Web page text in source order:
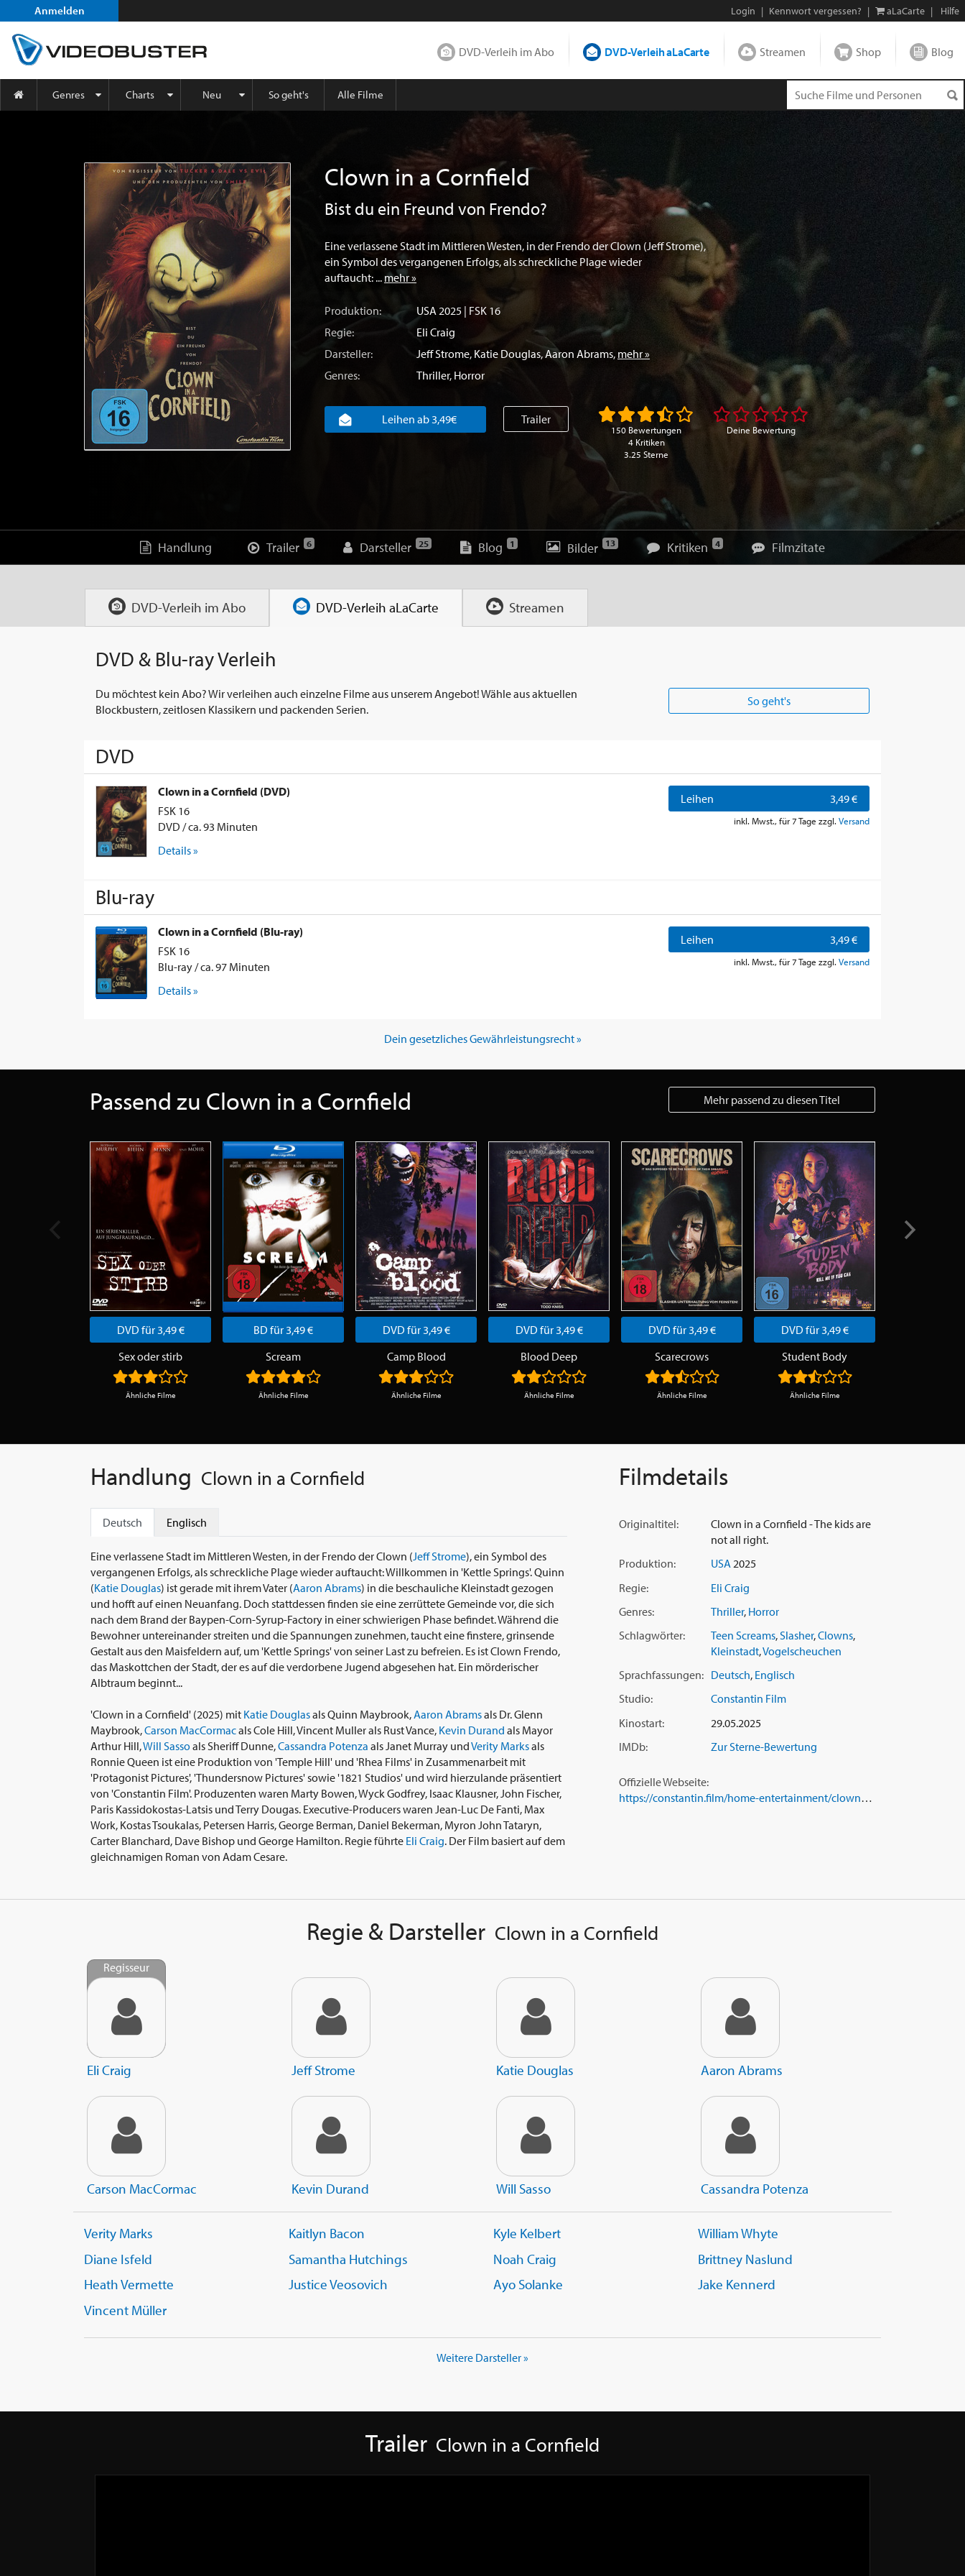
Anmelden Login | Kennwort vergessen? | aLaCarte | Hilfe
DVD-Verleih im Abo DVD-Verleih aLaCarte Streamen Shop Blog
Genres Charts Neu So geht's Alle Filme
Clown in a Cornfield
Bist du ein Freund von Frendo?
Eine verlassene Stadt im Mittleren Westen, in der Frendo der Clown (Jeff Strome),
ein Symbol des vergangenen Erfolgs, als schreckliche Plage wieder
auftaucht: ... mehr »
Produktion: USA2025 | FSK 16
Regie:
Eli Craig
Darsteller:
Jeff Strome, Katie Douglas,Aaron Abrams, mehr »
Genres:
Thriller, Horror
Leihen ab 3,49€ Trailer
150 Bewertungen
4 Kritiken
3.25 Sterne
Deine Bewertung
Handlung Trailer 6 Darsteller 25 Blog 1 Bilder 13 Kritiken 4 Filmzitate
DVD-Verleih im Abo DVD-Verleih aLaCarte Streamen
DVD & Blu-ray Verleih
Du möchtest kein Abo? Wir verleihen auch einzelne Filme aus unserem Angebot! Wähle aus aktuellen
Blockbustern, zeitlosen Klassikern und packenden Serien.
So geht's
DVD
Clown in a Cornfield (DVD)
FSK 16
DVD / ca. 93 Minuten
Details »
Leihen 3,49 €
inkl. Mwst., für 7 Tage zzgl. Versand
Blu-ray
Clown in a Cornfield (Blu-ray)
FSK 16
Blu-ray / ca. 97 Minuten
Details »
Leihen 3,49 €
inkl. Mwst., für 7 Tage zzgl. Versand
Dein gesetzliches Gewährleistungsrecht »
Passend zu Clown in a Cornfield Mehr passend zu diesen Titel
DVD für 3,49 €
Sex oder stirb
Ähnliche Filme
BD für 3,49 €
Scream
Ähnliche Filme
DVD für 3,49 €
Camp Blood
Ähnliche Filme
DVD für 3,49 €
Blood Deep
Ähnliche Filme
DVD für 3,49 €
Scarecrows
Ähnliche Filme
DVD für 3,49 €
Student Body
Ähnliche Filme
Handlung Clown in a Cornfield
Deutsch Englisch
Eine verlassene Stadt im Mittleren Westen, in der Frendo der Clown (Jeff Strome), ein Symbol des
vergangenen Erfolgs, als schreckliche Plage wieder auftaucht: Willkommen in 'Kettle Springs'. Quinn
(Katie Douglas) ist gerade mit ihrem Vater (Aaron Abrams) in die beschauliche Kleinstadt gezogen
und hofft auf einen Neuanfang. Doch stattdessen finden sie eine zerrüttete Gemeinde vor, die sich
nach dem Brand der Baypen-Corn-Syrup-Factory in einer schwierigen Phase befindet. Während die
Bewohner untereinander streiten und die Spannungen zunehmen, taucht eine finstere, grinsende
Gestalt aus den Maisfeldern auf, um 'Kettle Springs' von seiner Last zu befreien. Es ist Clown Frendo,
das Maskottchen der Stadt, der es auf die verdorbene Jugend abgesehen hat. Ein mörderischer
Albtraum beginnt...
'Clown in a Cornfield' (2025) mit Katie Douglasals Quinn Maybrook,Aaron Abramsals Dr. Glenn
Maybrook,Carson MacCormacals Cole Hill, Vincent Muller als Rust Vance, Kevin Durand als Mayor
Arthur Hill,Will Sassoals Sheriff Dunne,Cassandra Potenza als Janet Murray undVerity Marksals
Ronnie Queen ist eine Produktion von 'Temple Hill' und 'Rhea Films' in Zusammenarbeit mit
'Protagonist Pictures', 'Thundersnow Pictures' sowie '1821 Studios' und wird hierzulande präsentiert
von 'Constantin Film'. Produzenten waren Marty Bowen, Wyck Godfrey, Isaac Klausner, John Fischer,
Paris Kassidokostas-Latsis und Terry Dougas. Executive-Producers waren Jean-Luc De Fanti, Max
Work, Kostas Tsoukalas, Petersen Harris, George Berman, Daniel Bekerman, Myron John Tataryn,
Carter Blanchard, Dave Bishop und George Hamilton. Regie führte Eli Craig. Der Film basiert auf dem
gleichnamigen Roman von Adam Cesare.
Filmdetails
Originaltitel:
Clown in a Cornfield - The kids are
not all right.
Produktion:
USA2025
Regie:
Eli Craig
Genres:
Thriller, Horror
Schlagwörter:
Teen Screams,Slasher,Clowns,
Kleinstadt,Vogelscheuchen
Sprachfassungen: Deutsch, Englisch
Studio:
Constantin Film
Kinostart:
29.05.2025
IMDb:
Zur Sterne-Bewertung
Offizielle Webseite:
https://constantin.film/home-entertainment/clown-in-a-cornfield/
Regie & Darsteller Clown in a Cornfield
Regisseur
Eli Craig Jeff Strome Katie Douglas Aaron Abrams
Carson MacCormac Kevin Durand Will Sasso Cassandra Potenza
Verity Marks Kaitlyn Bacon Kyle Kelbert
William Whyte
Diane Isfeld
Samantha Hutchings Noah Craig
Brittney Naslund
Heath Vermette
Justice Veosovich Ayo Solanke
Jake Kennerd
Vincent Müller
Weitere Darsteller »
Trailer Clown in a Cornfield